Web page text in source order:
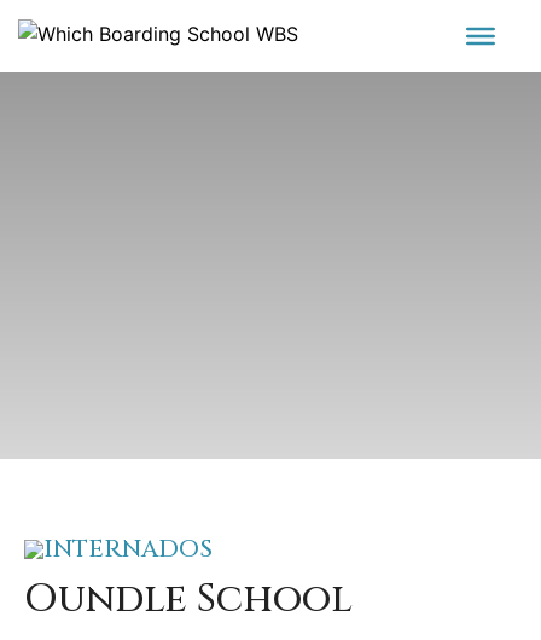
INTERNADOS
Oundle School